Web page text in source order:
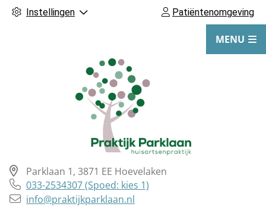
Instellingen Patiëntenomgeving
Parklaan 1, 3871 EE Hoevelaken
Tel:
033-2534307 (Spoed: kies 1)
info@praktijkparklaan.nl
MENU